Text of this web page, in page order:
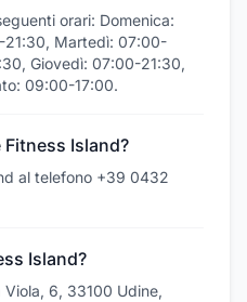
orari: Domenica:
Martedì: 07:00-
Giovedì: 07:00-21:30,
09:00-17:00.
Island?
al telefono +39 0432
Island?
Viola, 6, 33100 Udine,